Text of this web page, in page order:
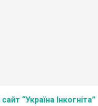
“Україна Інкогніта”